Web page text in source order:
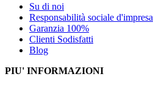
Su di noi
Responsabilità sociale d'impresa
Garanzia 100%
Clienti Sodisfatti
Blog
PIU' INFORMAZIONI